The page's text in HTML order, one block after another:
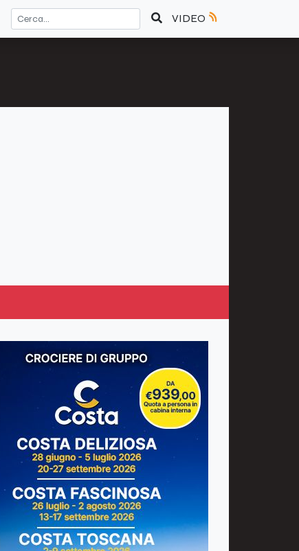
VIDEO